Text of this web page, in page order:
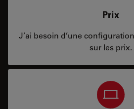
Prix
J’ai besoin d’une
sur les prix.